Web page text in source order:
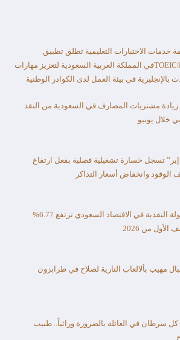
خدمات الاختبارات التعليمية تطلق تطبيق
TOEIC® Palفي المملكة العربية السعودية لتعزيز مهارات
بالإنجليزية في بيئة العمل لدى الكوادر الوطنية
%63 زيادة مشتريات المصارف في السعودية من النقد
خلال يونيو
إير” تسجل خسارة تشغيلية فصلية بفعل ارتفاع
الوقود وانخفاض أسعار التذاكر
السيولة النقدية في الاقتصاد السعودي ترتفع 6.77%
الأول من 2026
مهيب بألالعاب النارية لصلاح في طرابزون
سرطان في العائلة بالضرورة وراثياً.. طبيب